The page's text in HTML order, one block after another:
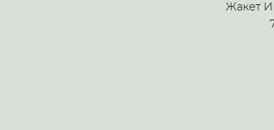
Жакет